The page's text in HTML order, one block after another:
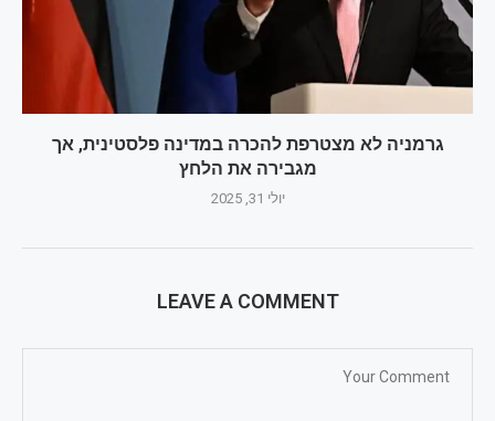
גרמניה לא מצטרפת להכרה במדינה פלסטינית, אך
מגבירה את הלחץ
יולי 31, 2025
LEAVE A COMMENT